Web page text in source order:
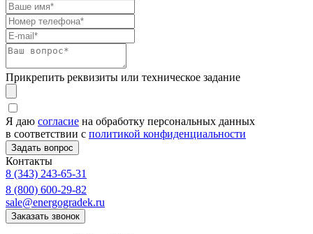
Прикрепить реквизиты или техническое задание
Я даю согласие на обработку персональных данных
в соответствии с политикой конфиденциальности
Контакты
8 (343) 243-65-31
8 (800) 600-29-82
sale@energogradek.ru